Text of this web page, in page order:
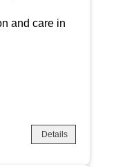
and care in
Details